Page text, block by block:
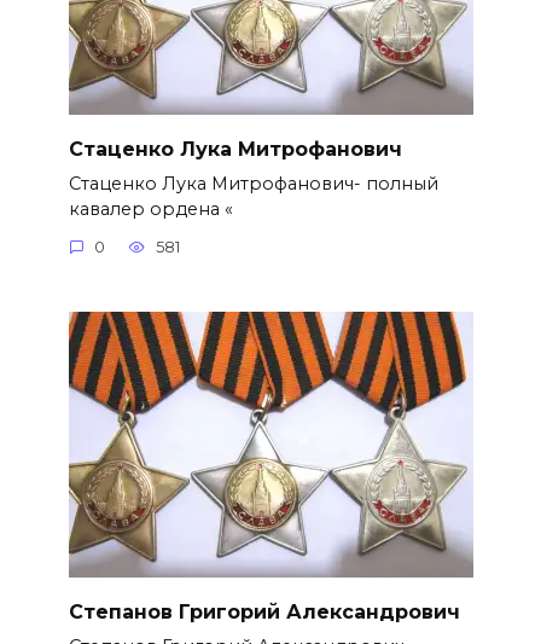
Стаценко Лука Митрофанович
Стаценко Лука Митрофанович- полный
кавалер ордена «
0 581
Степанов Григорий Александро­вич